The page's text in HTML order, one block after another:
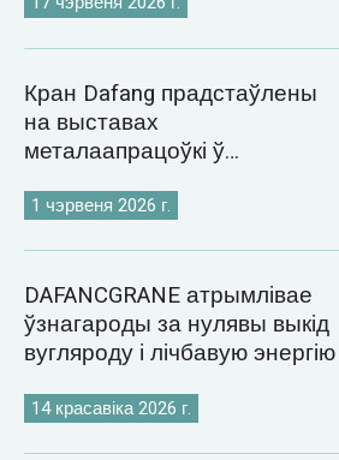
Кран Dafang прадстаўлены
на выставах
металаапрацоўкі ў
2026 годзе
1 чэрвеня 2026 г.
DAFANCGRANE атрымлівае
ўзнагароды за нулявы выкід
вугляроду і лічбавую энергію
14 красавіка 2026 г.